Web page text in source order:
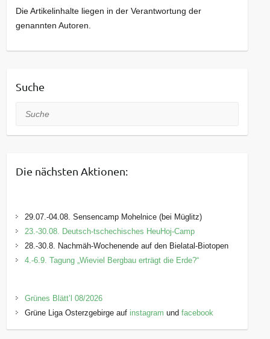
Die Artikelinhalte liegen in der Verantwortung der
genannten Autoren.
Suche
Suche
Die nächsten Aktionen:
29.07.-04.08. Sensencamp Mohelnice (bei Müglitz)
23.-30.08. Deutsch-tschechisches HeuHoj-Camp
28.-30.8. Nachmäh-Wochenende auf den Bielatal-Biotopen
4.-6.9. Tagung „Wieviel Bergbau erträgt die Erde?“
Grünes Blätt’l 08/2026
Grüne Liga Osterzgebirge auf instagram undfacebook